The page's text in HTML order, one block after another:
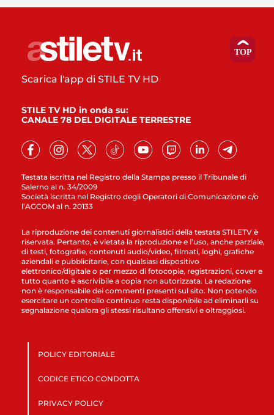
Testata iscritta nel Registro della Stampa presso il Tribunale di
Salerno al n. 34/2009
Società iscritta nel Registro degli Operatori di Comunicazione c/o
l’AGCOM al n. 20133
Scarica l'app di STILE TV HD
STILE TV HD in onda su:
CANALE 78 DEL DIGITALE TERRESTRE
La riproduzione dei contenuti giornalistici della testata STILETV è
riservata. Pertanto, è vietata la riproduzione e l’uso, anche parziale,
di testi, fotografie, contenuti audio/video, filmati, loghi, grafiche
aziendali e pubblicitarie, con qualsiasi dispositivo
elettronico/digitale o per mezzo di fotocopie, registrazioni, cover e
tutto quanto è ascrivibile a copia non autorizzata. La redazione
non è responsabile dei commenti presenti sul sito. Non potendo
esercitare un controllo continuo resta disponibile ad eliminarli su
segnalazione qualora gli stessi risultano offensivi e oltraggiosi.
POLICY EDITORIALE
CODICE ETICO CONDOTTA
PRIVACY POLICY